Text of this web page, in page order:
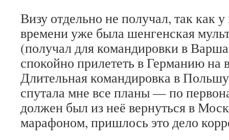
Визу отдельно не получал, так как
времени уже была шенгенская
(получал для командировки в
спокойно прилететь в Германию на
Длительная командировка в
спутала мне все планы — по
должен был из неё вернуться в
марафоном, пришлось это дело